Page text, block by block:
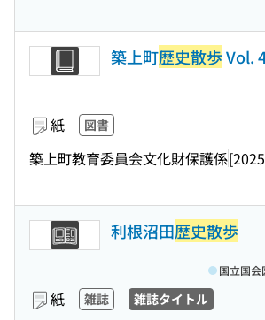
築上町歴史散歩Vol.
紙 図書
築上町教育委員会文化財保護係
利根沼田歴史散歩
紙 雑誌 雑誌タイトル
国立国会